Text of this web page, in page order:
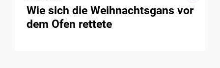
Wie sich die Weihnachtsgans vor
dem Ofen rettete